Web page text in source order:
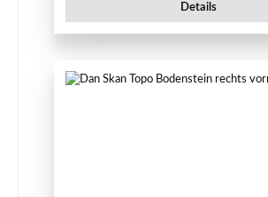
Details